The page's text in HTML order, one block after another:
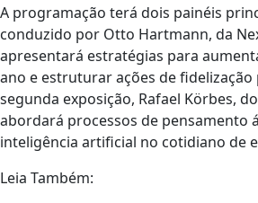
A programação terá dois painéis
conduzido por Otto Hartmann, da
apresentará estratégias para
ano e estruturar ações de fidelização
segunda exposição, Rafael Körbes,
abordará processos de pensamento
inteligência artificial no cotidiano de
Leia Também: